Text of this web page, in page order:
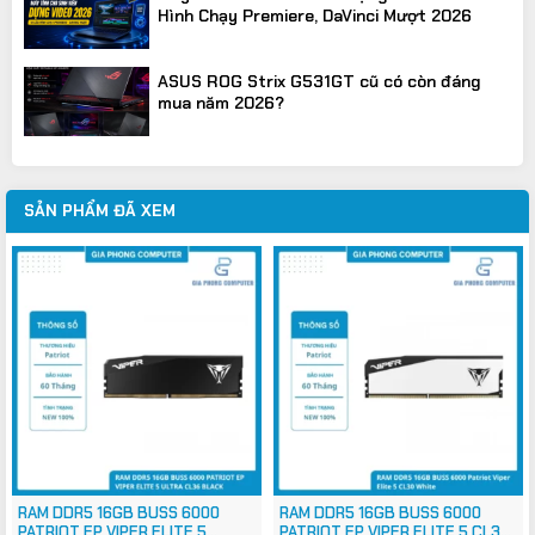
Hình Chạy Premiere, DaVinci Mượt 2026
ASUS ROG Strix G531GT cũ có còn đáng
mua năm 2026?
SẢN PHẨM ĐÃ XEM
RAM DDR5 16GB BUSS 6000
RAM DDR5 16GB BUSS 6000